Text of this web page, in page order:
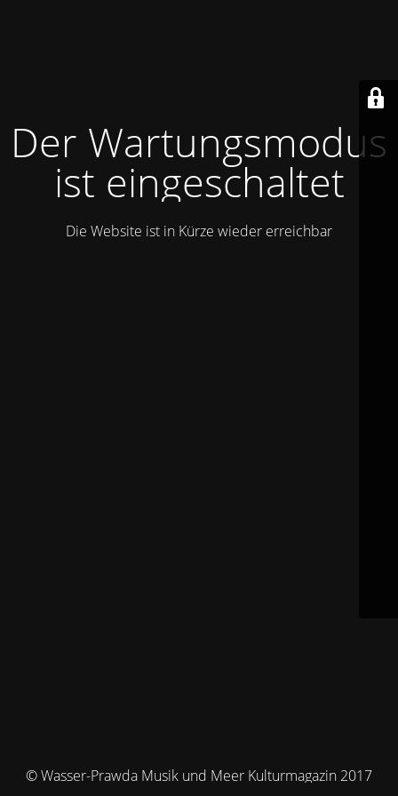
Der Wartungsmodus
ist eingeschaltet
Die Website ist in Kürze wieder erreichbar
© Wasser-Prawda Musik und Meer Kulturmagazin 2017